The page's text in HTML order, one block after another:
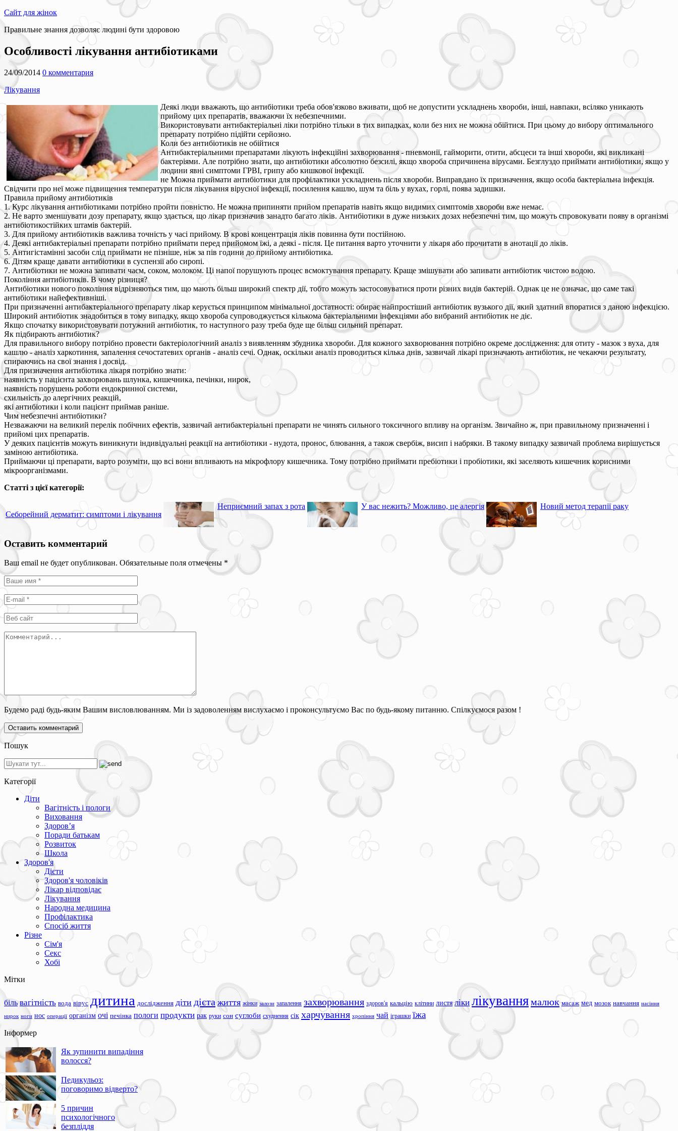
Сайт для жінок
Правильне знання дозволяє людині бути здоровою
Особливості лікування антибіотиками
24/09/2014 0 комментария
Лікування
Деякі люди вважають, що антибіотики треба обов'язково вживати, щоб не допустити ускладнень хвороби, інші, навпаки, всіляко уникають
прийому цих препаратів, вважаючи їх небезпечними.
Використовувати антибактеріальні ліки потрібно тільки в тих випадках, коли без них не можна обійтися. При цьому до вибору оптимального
препарату потрібно підійти серйозно.
Коли без антибіотиків не обійтися
Антибактеріальними препаратами лікують інфекційні захворювання - пневмонії, гайморити, отити, абсцеси та інші хвороби, які викликані
бактеріями. Але потрібно знати, що антибіотики абсолютно безсилі, якщо хвороба спричинена вірусами. Безглуздо приймати антибіотики, якщо у
людини явні симптоми ГРВІ, грипу або кишкової інфекції.
не Можна приймати антибіотики для профілактики ускладнень після хвороби. Виправдано їх призначення, якщо особа бактеріальна інфекція.
Свідчити про неї може підвищення температури після лікування вірусної інфекції, посилення кашлю, шум та біль у вухах, горлі, поява задишки.
Правила прийому антибіотиків
1. Курс лікування антибіотиками потрібно пройти повністю. Не можна припиняти прийом препаратів навіть якщо видимих симптомів хвороби вже немає.
2. Не варто зменшувати дозу препарату, якщо здається, що лікар призначив занадто багато ліків. Антибіотики в дуже низьких дозах небезпечні тим, що можуть спровокувати появу в організмі
антибіотикостійких штамів бактерій.
3. Для прийому антибіотиків важлива точність у часі прийому. В крові концентрація ліків повинна бути постійною.
4. Деякі антибактеріальні препарати потрібно приймати перед прийомом їжі, а деякі - після. Це питання варто уточнити у лікаря або прочитати в анотації до ліків.
5. Антигістамінні засоби слід приймати не пізніше, ніж за пів години до прийому антибіотика.
6. Дітям краще давати антибіотики в суспензії або сиропі.
7. Антибіотики не можна запивати чаєм, соком, молоком. Ці напої порушують процес всмоктування препарату. Краще змішувати або запивати антибіотик чистою водою.
Покоління антибіотиків. В чому різниця?
Антибіотики нового покоління відрізняються тим, що мають більш широкий спектр дії, тобто можуть застосовуватися проти різних видів бактерій. Однак це не означає, що саме такі
антибіотики найефективніші.
При призначенні антибактеріального препарату лікар керується принципом мінімальної достатності: обирає найпростіший антибіотик вузького дії, який здатний впоратися з даною інфекцією.
Широкий антибіотик знадобиться в тому випадку, якщо хвороба супроводжується кількома бактеріальними інфекціями або вибраний антибіотик не діє.
Якщо спочатку використовувати потужний антибіотик, то наступного разу треба буде ще більш сильний препарат.
Як підбирають антибіотик?
Для правильного вибору потрібно провести бактеріологічний аналіз з виявленням збудника хвороби. Для кожного захворювання потрібно окреме дослідження: для отиту - мазок з вуха, для
кашлю - аналіз харкотиння, запалення сечостатевих органів - аналіз сечі. Однак, оскільки аналіз проводиться кілька днів, зазвичай лікарі призначають антибіотик, не чекаючи результату,
спираючись на свої знання і досвід.
Для призначення антибіотика лікаря потрібно знати:
наявність у пацієнта захворювань шлунка, кишечника, печінки, нирок,
наявність порушень роботи ендокринної системи,
схильність до алергічних реакцій,
які антибіотики і коли пацієнт приймав раніше.
Чим небезпечні антибіотики?
Незважаючи на великий перелік побічних ефектів, зазвичай антибактеріальні препарати не чинять сильного токсичного впливу на організм. Звичайно ж, при правильному призначенні і
прийомі цих препаратів.
У деяких пацієнтів можуть виникнути індивідуальні реакції на антибіотики - нудота, пронос, блювання, а також свербіж, висип і набряки. В такому випадку зазвичай проблема вирішується
заміною антибіотика.
Приймаючи ці препарати, варто розуміти, що всі вони впливають на мікрофлору кишечника. Тому потрібно приймати пребіотики і пробіотики, які заселяють кишечник корисними
мікроорганізмами.
Статті з цієї категорії:
Себорейний дерматит: симптоми і лікування
Неприємний запах з рота У вас нежить? Можливо, це алергія Новий метод терапії раку
Оставить комментарий
Ваш email не будет опубликован. Обязательные поля отмечены *
Будемо раді будь-яким Вашим висловлюванням. Ми із задоволенням вислухаємо і проконсультуємо Вас по будь-якому питанню. Спілкуємося разом !
Пошук
Категорії
Діти
Вагітність і пологи
Виховання
Здоров’я
Поради батькам
Розвиток
Школа
Здоров'я
Дієти
Здоров'я чоловіків
Лікар відповідає
Лікування
Народна медицина
Профілактика
Спосіб життя
Різне
Сім'я
Секс
Хобі
Мітки
біль вагітність вода вірус дитина дослідження діти дієта життя жінки залози запалення захворювання здоров'я кальцію клітини листя ліки лікуваннямалюк масаж мед мозок навчання насіння
нирок ноги нос операції організм очі печінка пологи продукти рак руки сон суглоби схуднення сік харчування хропіння чай іграшки їжа
Інформер
Як зупинити випадіння
волосся?
Педикульоз:
поговоримо відверто?
5 причин
психологічного
безпліддя